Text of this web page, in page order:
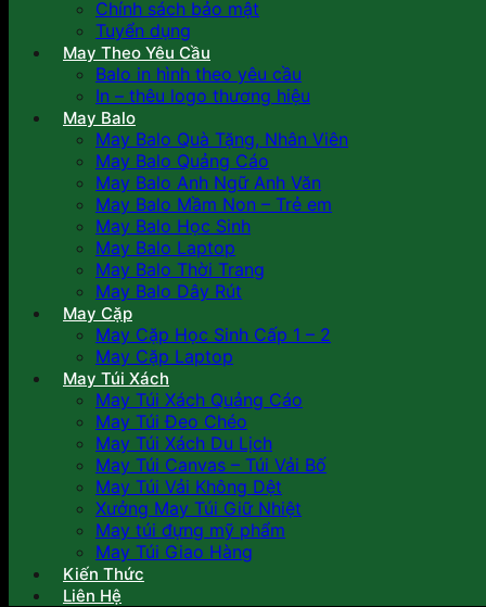
Chính sách bảo mật
Tuyển dụng
May Theo Yêu Cầu
Balo in hình theo yêu cầu
In – thêu logo thương hiệu
May Balo
May Balo Quà Tặng, Nhân Viên
May Balo Quảng Cáo
May Balo Anh Ngữ Anh Văn
May Balo Mầm Non – Trẻ em
May Balo Học Sinh
May Balo Laptop
May Balo Thời Trang
May Balo Dây Rút
May Cặp
May Cặp Học Sinh Cấp 1 – 2
May Cặp Laptop
May Túi Xách
May Túi Xách Quảng Cáo
May Túi Đeo Chéo
May Túi Xách Du Lịch
May Túi Canvas – Túi Vải Bố
May Túi Vải Không Dệt
Xưởng May Túi Giữ Nhiệt
May túi đựng mỹ phẩm
May Túi Giao Hàng
Kiến Thức
Liên Hệ